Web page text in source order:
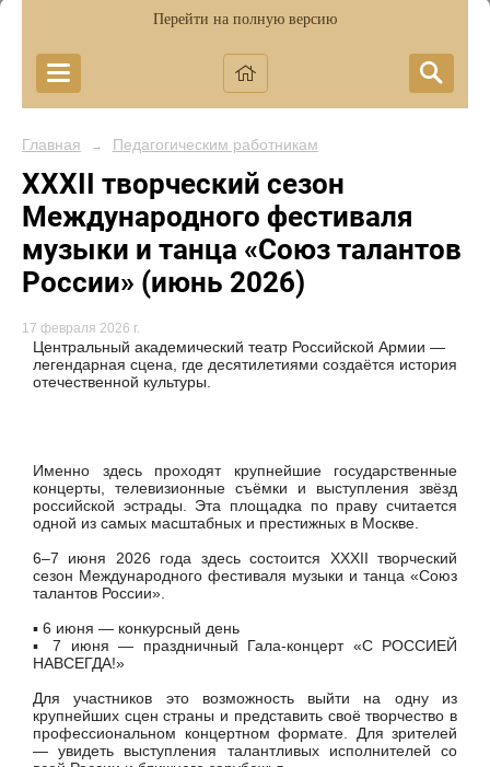
Перейти на полную версию
Главная → Педагогическим работникам
XXXII творческий сезон
Международного фестиваля
музыки и танца «Союз талантов
России» (июнь 2026)
17 февраля 2026 г.
Центральный академический театр Российской Армии —
легендарная сцена, где десятилетиями создаётся история
отечественной культуры.
Именно здесь проходят крупнейшие государственные
концерты, телевизионные съёмки и выступления звёзд
российской эстрады. Эта площадка по праву считается
одной из самых масштабных и престижных в Москве.
6–7 июня 2026 года здесь состоится XXXII творческий
сезон Международного фестиваля музыки и танца «Союз
талантов России».
▪︎ 6 июня — конкурсный день
▪︎ 7 июня — праздничный Гала-концерт «С РОССИЕЙ
НАВСЕГДА!»
Для участников это возможность выйти на одну из
крупнейших сцен страны и представить своё творчество в
профессиональном концертном формате. Для зрителей
— увидеть выступления талантливых исполнителей со